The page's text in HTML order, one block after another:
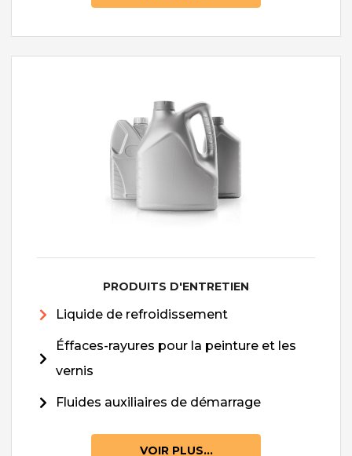
PRODUITS D'ENTRETIEN
Liquide de refroidissement
Éffaces-rayures pour la peinture et les
vernis
Fluides auxiliaires de démarrage
VOIR PLUS...